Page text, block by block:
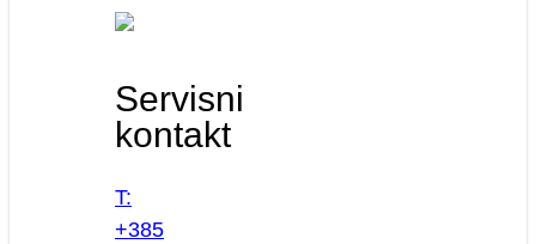
Servisni
kontakt
T:
+385